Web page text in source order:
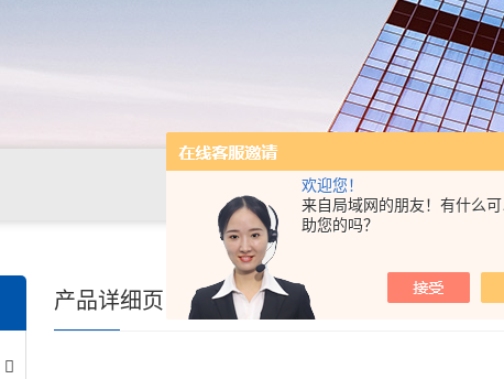
欢迎您！
来自局域网的朋友！有什么可
助您的吗？
产品详细页